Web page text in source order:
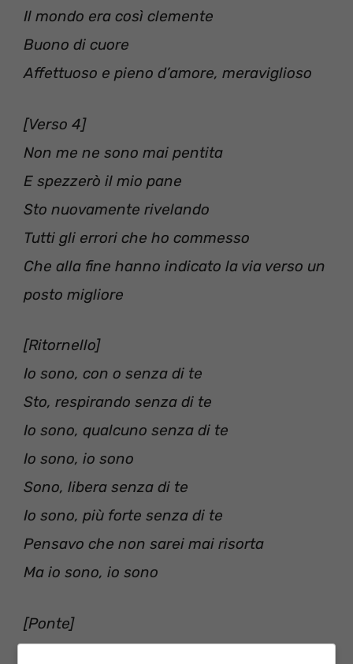
Il mondo era così clemente
Buono di cuore
Affettuoso e pieno d’amore, meraviglioso
[Verso 4]
Non me ne sono mai pentita
E spezzerò il mio pane
Sto nuovamente rivelando
Tutti gli errori che ho commesso
Che alla fine hanno indicato la via verso un
posto migliore
[Ritornello]
Io sono, con o senza di te
Sto, respirando senza di te
Io sono, qualcuno senza di te
Io sono, io sono
Sono, libera senza di te
Io sono, più forte senza di te
Pensavo che non sarei mai risorta
Ma io sono, io sono
[Ponte]